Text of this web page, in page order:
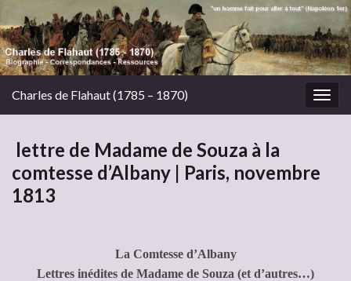
Charles de Flahaut (1785 – 1870)
lettre de Madame de Souza à la
comtesse d’Albany | Paris, novembre
1813
La Comtesse d’Albany
Lettres inédites de Madame de Souza (et d’autres…)